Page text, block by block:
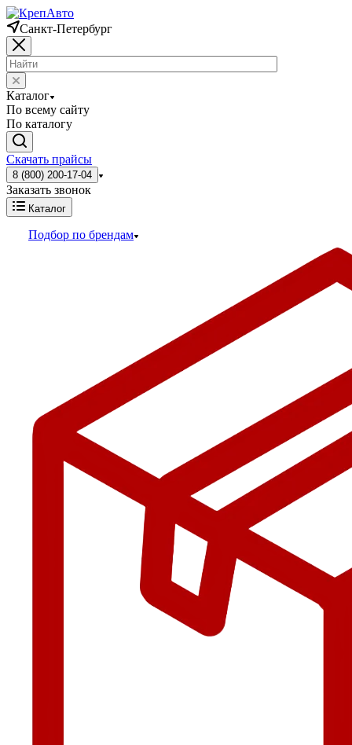
Санкт-Петербург
Каталог
По всему сайту
По каталогу
Скачать прайсы
8 (800) 200-17-04
Заказать звонок
Каталог
Подбор по брендам